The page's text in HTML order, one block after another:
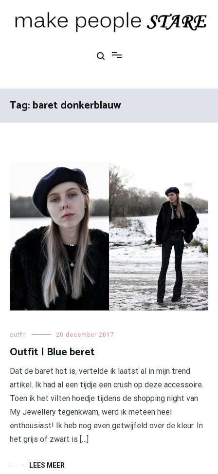
Tag:baret donkerblauw
outfit 20 december 2017
Outfit | Blue beret
Dat de baret hot is, vertelde ik laatst al in mijn trend
artikel. Ik had al een tijdje een crush op deze accessoire.
Toen ik het vilten hoedje tijdens de shopping night van
My Jewellery tegenkwam, werd ik meteen heel
enthousiast! Ik heb nog even getwijfeld over de kleur. In
het grijs of zwart is […]
LEES MEER